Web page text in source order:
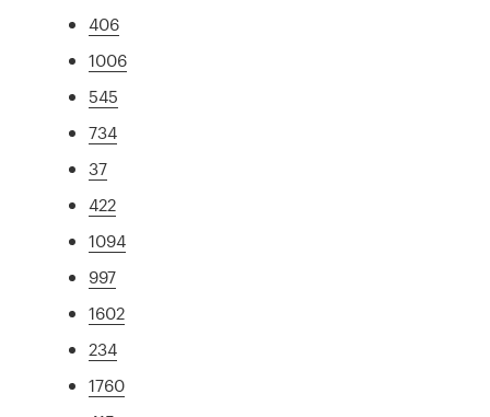
406
1006
545
734
37
422
1094
997
1602
234
1760